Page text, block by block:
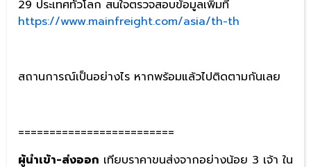
29 ประเทศทั่วโลก สนใจตรวจสอบข้อมูลเพิ่มที่
https://www.mainfreight.com/asia/th-th
สถานการณ์เป็นอย่างไร หากพร้อมแล้วไปติดตามกันเลย
=========================
ผู้นำเข้า-ส่งออก เทียบราคาขนส่งจากอย่างน้อย 3 เจ้า ใน